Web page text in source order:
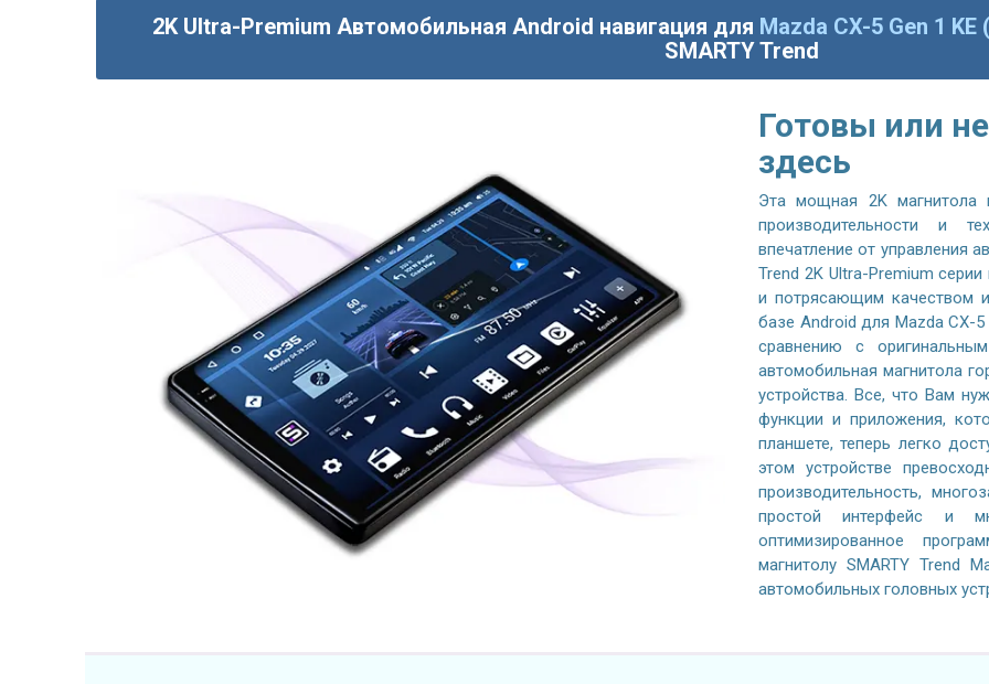
2K Ultra-Premium Автомобильная Android навигация для Mazda CX-5 Gen 1 KE
SMARTY Trend
Готовы или
здесь
Эта мощная 2K
производительности и
впечатление от управления
Trend 2K Ultra-Premium
и потрясающим качеством
базе Android для Mazda CX-
сравнению с
автомобильная магнитола
устройства. Все, что Вам
функции и приложения,
планшете, теперь легко
этом устройстве
производительность,
простой интерфейс и
оптимизированное
магнитолу SMARTY Trend
автомобильных головных